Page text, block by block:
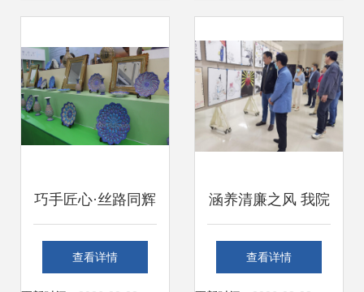
功举办
巧手匠心·丝路同辉
首届上合组织国家
查看详情
涵养清廉之风 我院
师生参观廉政文化
查看详情